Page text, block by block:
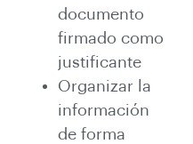
documento
firmado como
justificante
Organizar la
información
de forma